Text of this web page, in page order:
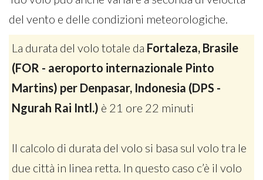
del vento e delle condizioni meteorologiche.
La durata del volo totale da Fortaleza, Brasile
(FOR - aeroporto internazionale Pinto
Martins) per Denpasar, Indonesia (DPS -
Ngurah Rai Intl.) è 21 ore 22 minuti
Il calcolo di durata del volo si basa sul volo tra le
due città in linea retta. In questo caso c’è il volo